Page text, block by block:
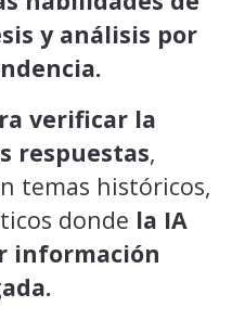
y análisis por
verificar la
respuestas,
temas históricos,
donde la IA
información